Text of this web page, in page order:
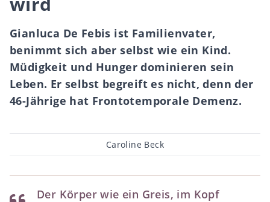
Gianluca De Febis ist Familienvater,
benimmt sich aber selbst wie ein Kind.
Müdigkeit und Hunger dominieren sein
Leben. Er selbst begreift es nicht, denn der
46-Jährige hat Frontotemporale Demenz.
Beitragsautor
Caroline Beck
Der Körper wie ein Greis, im Kopf